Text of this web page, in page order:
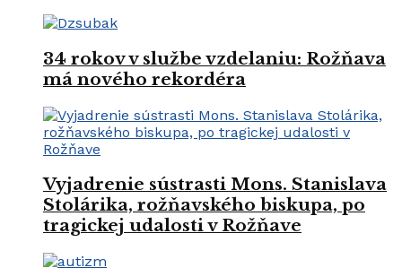
34 rokov v službe vzdelaniu: Rožňava
má nového rekordéra
Vyjadrenie sústrasti Mons. Stanislava
Stolárika, rožňavského biskupa, po
tragickej udalosti v Rožňave